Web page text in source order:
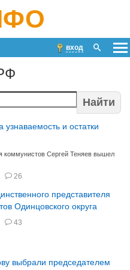
вход
Найти
и остатки
коммунистов Сергей Теняев вышел
26
представителя
Одинцовского округа
43
выбрали председателем